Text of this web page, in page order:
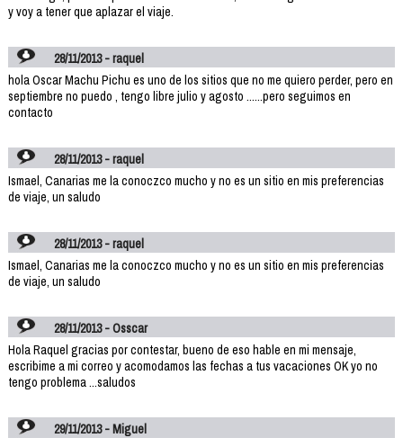
y voy a tener que aplazar el viaje.
28/11/2013 - raquel
hola Oscar Machu Pichu es uno de los sitios que no me quiero perder, pero en
septiembre no puedo , tengo libre julio y agosto ......pero seguimos en
contacto
28/11/2013 - raquel
Ismael, Canarias me la conoczco mucho y no es un sitio en mis preferencias
de viaje, un saludo
28/11/2013 - raquel
Ismael, Canarias me la conoczco mucho y no es un sitio en mis preferencias
de viaje, un saludo
28/11/2013 - Osscar
Hola Raquel gracias por contestar, bueno de eso hable en mi mensaje,
escribime a mi correo y acomodamos las fechas a tus vacaciones OK yo no
tengo problema ...saludos
29/11/2013 - Miguel